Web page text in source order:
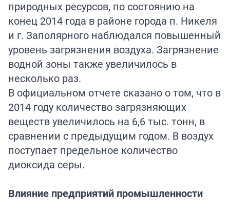
природных ресурсов, по состоянию на
конец 2014 года в районе города п. Никеля
и г. Заполярного наблюдался повышенный
уровень загрязнения воздуха. Загрязнение
водной зоны также увеличилось в
несколько раз.
В официальном отчете сказано о том, что в
2014 году количество загрязняющих
веществ увеличилось на 6,6 тыс. тонн, в
сравнении с предыдущим годом. В воздух
поступает предельное количество
диоксида серы.
Влияние предприятий промышленности